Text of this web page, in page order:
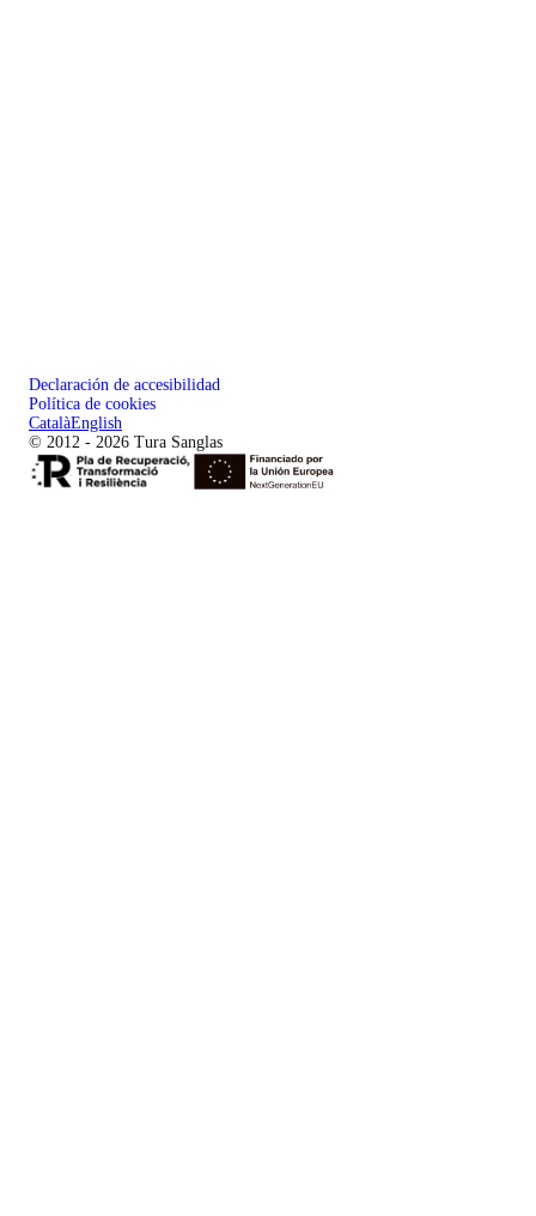
Declaración de accesibilidad
Política de cookies
CatalàEnglish
© 2012 - 2026 Tura Sanglas